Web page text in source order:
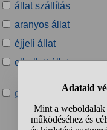
állat szállítás
aranyos állat
éjjeli állat
elhullott állat
gerinctelen állat